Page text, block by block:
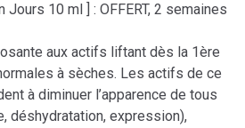
10 ml ] : OFFERT, 2 semaines
aux actifs liftant dès la 1ère
à sèches. Les actifs de ce
à diminuer l’apparence de tous
déshydratation, expression),